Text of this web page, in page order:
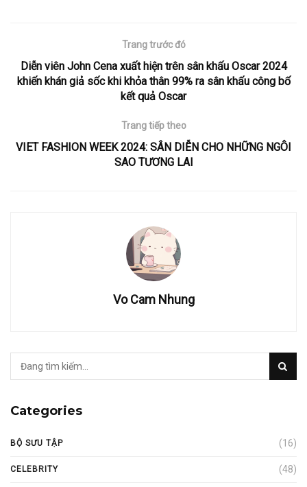
Trang trước đó
Diễn viên John Cena xuất hiện trên sân khấu Oscar 2024
khiến khán giả sốc khi khỏa thân 99% ra sân khấu công bố
kết quả Oscar
Trang tiếp theo
VIET FASHION WEEK 2024: SÂN DIỄN CHO NHỮNG NGÔI
SAO TƯƠNG LAI
Vo Cam Nhung
Categories
BỘ SƯU TẬP (16)
CELEBRITY (48)